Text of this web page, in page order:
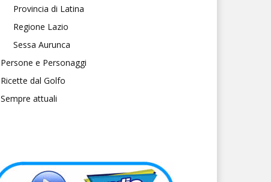
Provincia di Latina
Regione Lazio
Sessa Aurunca
Persone e Personaggi
Ricette dal Golfo
Sempre attuali